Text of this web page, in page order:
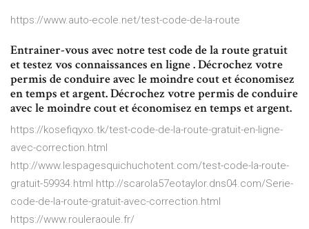
https://www.auto-ecole.net/test-code-de-la-route
Entrainer-vous avec notre test code de la route gratuit
et testez vos connaissances en ligne . Décrochez votre
permis de conduire avec le moindre cout et économisez
en temps et argent. Décrochez votre permis de conduire
avec le moindre cout et économisez en temps et argent.
https://kosefiqyxo.tk/test-code-de-la-route-gratuit-en-ligne-
avec-correction.html
http://www.lespagesquichuchotent.com/test-code-la-route-
gratuit-59934.html http://scarola57eotaylor.dns04.com/Serie-
code-de-la-route-gratuit-avec-correction.html
https://www.rouleraoule.fr/